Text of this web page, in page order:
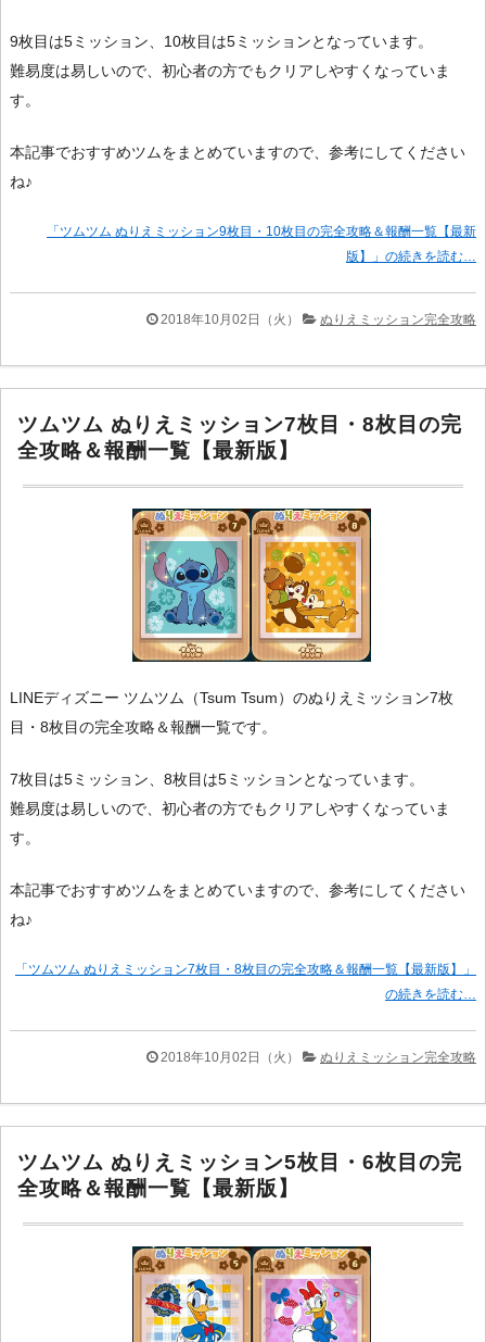
9枚目は5ミッション、10枚目は5ミッションとなっています。
難易度は易しいので、初心者の方でもクリアしやすくなっていま
す。
本記事でおすすめツムをまとめていますので、参考にしてください
ね♪
「ツムツム ぬりえミッション9枚目・10枚目の完全攻略＆報酬一覧【最新
版】」の続きを読む…
2018年10月02日（火） ぬりえミッション完全攻略
ツムツム ぬりえミッション7枚目・8枚目の完
全攻略＆報酬一覧【最新版】
LINEディズニー ツムツム（Tsum Tsum）のぬりえミッション7枚
目・8枚目の完全攻略＆報酬一覧です。
7枚目は5ミッション、8枚目は5ミッションとなっています。
難易度は易しいので、初心者の方でもクリアしやすくなっていま
す。
本記事でおすすめツムをまとめていますので、参考にしてください
ね♪
「ツムツム ぬりえミッション7枚目・8枚目の完全攻略＆報酬一覧【最新版】」
の続きを読む…
2018年10月02日（火） ぬりえミッション完全攻略
ツムツム ぬりえミッション5枚目・6枚目の完
全攻略＆報酬一覧【最新版】